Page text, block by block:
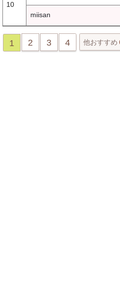
10
miisan
1 2 3 4 他おすすめ